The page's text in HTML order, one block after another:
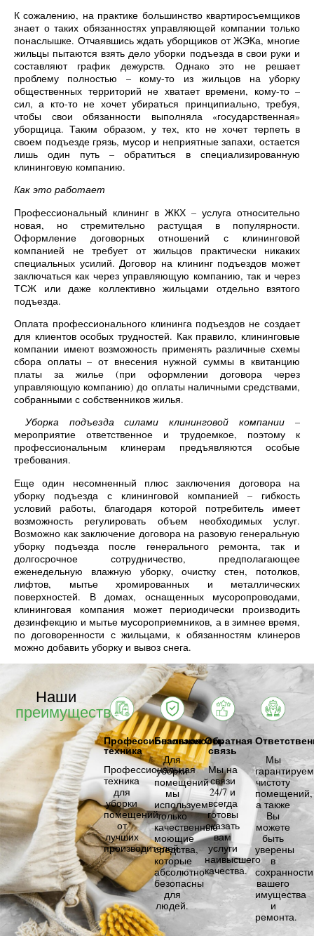
К сожалению, на практике большинство квартиросъемщиков
знает о таких обязанностях управляющей компании только
понаслышке. Отчаявшись ждать уборщиков от ЖЭКа, многие
жильцы пытаются взять дело уборки подъезда в свои руки и
составляют график дежурств. Однако это не решает
проблему полностью – кому-то из жильцов на уборку
общественных территорий не хватает времени, кому-то –
сил, а кто-то не хочет убираться принципиально, требуя,
чтобы свои обязанности выполняла «государственная»
уборщица. Таким образом, у тех, кто не хочет терпеть в
своем подъезде грязь, мусор и неприятные запахи, остается
лишь один путь – обратиться в специализированную
клининговую компанию.
Как это работает
Профессиональный клининг в ЖКХ – услуга относительно
новая, но стремительно растущая в популярности.
Оформление договорных отношений с клининговой
компанией не требует от жильцов практически никаких
специальных усилий. Договор на клининг подъездов может
заключаться как через управляющую компанию, так и через
ТСЖ или даже коллективно жильцами отдельно взятого
подъезда.
Оплата профессионального клининга подъездов не создает
для клиентов особых трудностей. Как правило, клининговые
компании имеют возможность применять различные схемы
сбора оплаты – от внесения нужной суммы в квитанцию
платы за жилье (при оформлении договора через
управляющую компанию) до оплаты наличными средствами,
собранными с собственников жилья.
Уборка подъезда силами клининговой компании –
мероприятие ответственное и трудоемкое, поэтому к
профессиональным клинерам предъявляются особые
требования.
Еще один несомненный плюс заключения договора на
уборку подъезда с клининговой компанией – гибкость
условий работы, благодаря которой потребитель имеет
возможность регулировать объем необходимых услуг.
Возможно как заключение договора на разовую генеральную
уборку подъезда после генерального ремонта, так и
долгосрочное сотрудничество, предполагающее
еженедельную влажную уборку, очистку стен, потолков,
лифтов, мытье хромированных и металлических
поверхностей. В домах, оснащенных мусоропроводами,
клининговая компания может периодически производить
дезинфекцию и мытье мусороприемников, а в зимнее время,
по договоренности с жильцами, к обязанностям клинеров
можно добавить уборку и вывоз снега.
Наши
преимущества
Профессиональная
техника
Профессиональная
техника
для
уборки
помещений
от
лучших
производителей.
Безопасность
Для
уборки
помещений
мы
используем
только
качественные
моющие
средства,
которые
абсолютно
безопасны
для
людей.
Обратная
связь
Мы на
связи
24/7 и
всегда
готовы
оказать
вам
услуги
наивысшего
качества.
Мы
гарантируем
чистоту
помещений,
а также
Вы
можете
быть
уверены
в
сохранности
вашего
имущества
и
ремонта.